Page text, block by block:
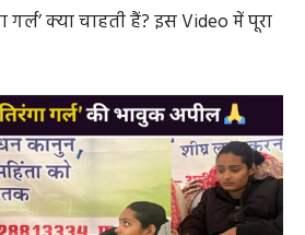
गर्ल’ क्या चाहती हैं? इस Video में पूरा